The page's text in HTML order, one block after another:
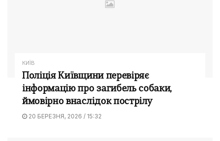
КИЇВ
Поліція Київщини перевіряє
інформацію про загибель собаки,
ймовірно внаслідок пострілу
20 БЕРЕЗНЯ, 2026 / 15:32